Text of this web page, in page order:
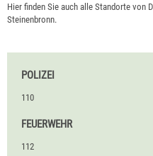
Hier finden Sie auch alle Standorte von
Steinenbronn.
POLIZEI
110
FEUERWEHR
112